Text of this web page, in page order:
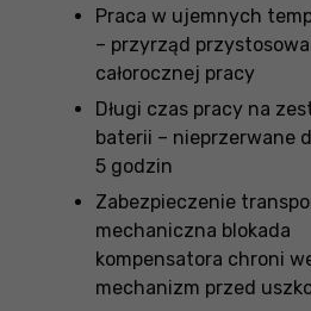
Praca w ujemnych
– przyrząd
całorocznej pracy
Długi czas pracy na
baterii – nieprzerwane
5 godzin
Zabezpieczenie
mechaniczna blokada
kompensatora chroni
mechanizm przed